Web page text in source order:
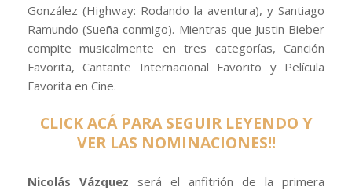
González (Highway: Rodando la aventura), y Santiago
Ramundo (Sueña conmigo). Mientras que Justin Bieber
compite musicalmente en tres categorías, Canción
Favorita, Cantante Internacional Favorito y Película
Favorita en Cine.
CLICK ACÁ PARA SEGUIR LEYENDO Y
VER LAS NOMINACIONES!!
Nicolás Vázquez será el anfitrión de la primera